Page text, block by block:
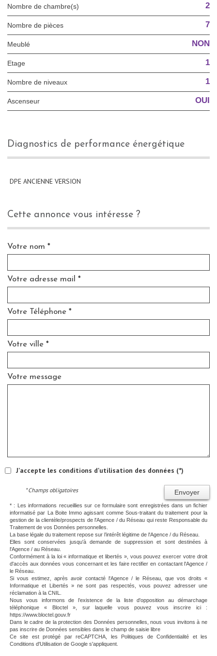
Nombre de chambre(s) 2
Nombre de pièces 7
Meublé NON
Etage 1
Nombre de niveaux 1
Ascenseur OUI
diagnostics de performance énergétique
DPE ANCIENNE VERSION
cette annonce vous intéresse ?
Votre nom *
Votre adresse mail *
Votre Téléphone *
Votre ville *
Votre message
J'accepte les conditions d'utilisation des données (*)
Envoyer
* Champs obligatoires
* : Les informations recueillies sur ce formulaire sont enregistrées dans un fichier
informatisé par La Boite Immo agissant comme Sous-traitant du traitement pour la
gestion de la clientèle/prospects de l'Agence / du Réseau qui reste Responsable du
Traitement de vos Données personnelles.
La base légale du traitement repose sur l’intérêt légitime de l'Agence / du Réseau.
Elles sont conservées jusqu'à demande de suppression et sont destinées à
l'Agence / au Réseau.
Conformément à la loi « informatique et libertés », vous pouvez exercer votre droit
d'accès aux données vous concernant et les faire rectifier en contactant l'Agence /
le Réseau.
Si vous estimez, après avoir contacté l'Agence / le Réseau, que vos droits «
Informatique et Libertés » ne sont pas respectés, vous pouvez adresser une
réclamation à la CNIL.
Nous vous informons de l’existence de la liste d'opposition au démarchage
téléphonique « Bloctel », sur laquelle vous pouvez vous inscrire ici :
https://www.bloctel.gouv.fr
Dans le cadre de la protection des Données personnelles, nous vous invitons à ne
pas inscrire de Données sensibles dans le champ de saisie libre
Ce site est protégé par reCAPTCHA, les Politiques de Confidentialité et les
Conditions d'Utilisation de Google s'appliquent.